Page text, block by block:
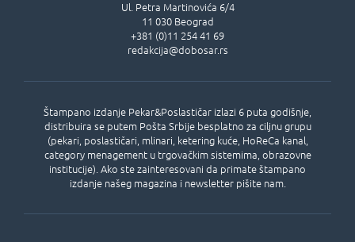
Štampano izdanje Pekar&Poslastičar izlazi 6 puta godišnje,
distribuira se putem Pošta Srbije besplatno za ciljnu grupu
(pekari, poslastičari, mlinari, ketering kuće, HoReCa kanal,
category menagement u trgovačkim sistemima, obrazovne
institucije). Ako ste zainteresovani da primate štampano
izdanje našeg magazina i newsletter pišite nam.
Ul. Petra Martinovića 6/4
11 030 Beograd
+381 (0)11 254 41 69
redakcija@dobosar.rs